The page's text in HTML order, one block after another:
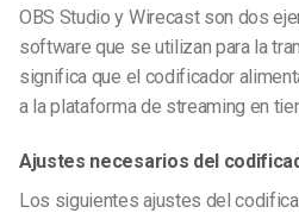
OBS Studio y Wirecast son dos
software que se utilizan para la
significa que el codificador
a la plataforma de streaming en
Ajustes necesarios del
Los siguientes ajustes del